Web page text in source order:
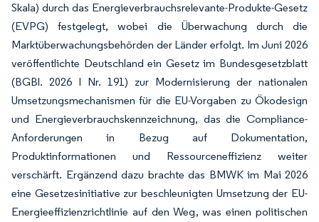
Skala) durch das Energieverbrauchsrelevante-Produkte-Gesetz
(EVPG) festgelegt, wobei die Überwachung durch die
Marktüberwachungsbehörden der Länder erfolgt. Im Juni 2026
veröffentlichte Deutschland ein Gesetz im Bundesgesetzblatt
(BGBl. 2026 I Nr. 191) zur Modernisierung der nationalen
Umsetzungsmechanismen für die EU-Vorgaben zu Ökodesign
und Energieverbrauchskennzeichnung, das die Compliance-
Anforderungen in Bezug auf Dokumentation,
Produktinformationen und Ressourceneffizienz weiter
verschärft. Ergänzend dazu brachte das BMWK im Mai 2026
eine Gesetzesinitiative zur beschleunigten Umsetzung der EU-
Energieeffizienzrichtlinie auf den Weg, was einen politischen